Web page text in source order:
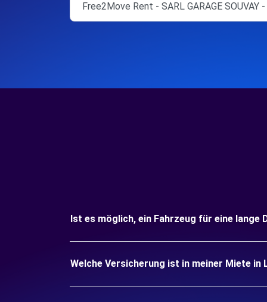
Free2Move Rent - SARL GARAGE SOUVAY
Ist es möglich, ein Fahrzeug für eine lange
Welche Versicherung ist in meiner Miete in